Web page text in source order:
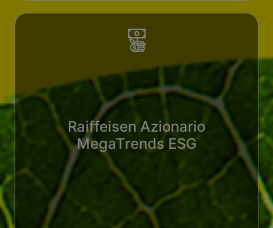
Raiffeisen Azionario
MegaTrends ESG